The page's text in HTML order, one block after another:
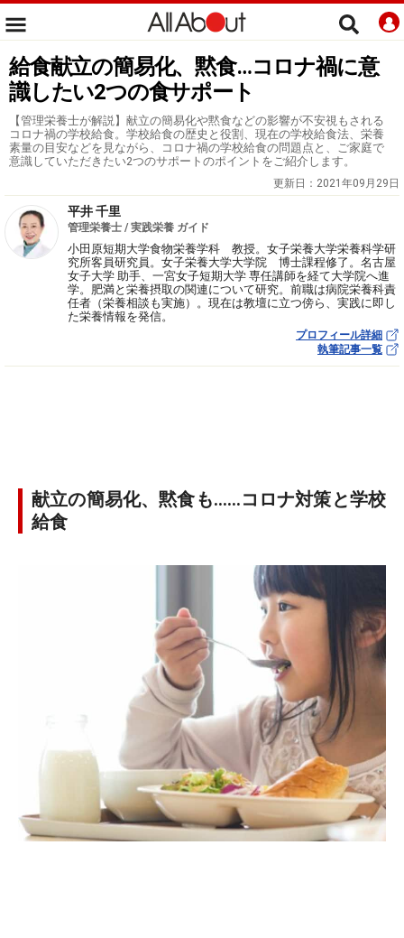
給食献立の簡易化、黙食…コロナ禍に意
識したい2つの食サポート
【管理栄養士が解説】献立の簡易化や黙食などの影響が不安視もされる
コロナ禍の学校給食。学校給食の歴史と役割、現在の学校給食法、栄養
素量の目安などを見ながら、コロナ禍の学校給食の問題点と、ご家庭で
意識していただきたい2つのサポートのポイントをご紹介します。
更新日： 2021年09月29日
平井 千里
管理栄養士 / 実践栄養 ガイド
小田原短期大学食物栄養学科 教授。女子栄養大学栄養科学研
究所客員研究員。女子栄養大学大学院 博士課程修了。名古屋
女子大学 助手、一宮女子短期大学 専任講師を経て大学院へ進
学。肥満と栄養摂取の関連について研究。前職は病院栄養科責
任者（栄養相談も実施）。現在は教壇に立つ傍ら、実践に即し
た栄養情報を発信。
プロフィール詳細
執筆記事一覧
献立の簡易化、黙食も……コロナ対策と学校
給食